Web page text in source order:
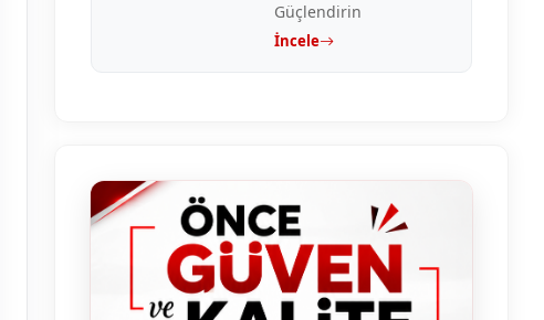
Güçlendirin
İncele